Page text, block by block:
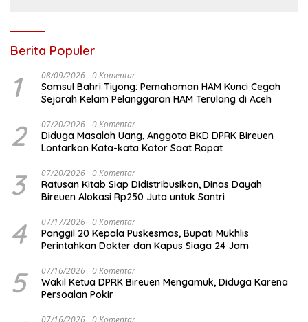
Berita Populer
1 08/09/2026 0 Komentar
Samsul Bahri Tiyong: Pemahaman HAM Kunci Cegah
Sejarah Kelam Pelanggaran HAM Terulang di Aceh
2 07/20/2026 0 Komentar
Diduga Masalah Uang, Anggota BKD DPRK Bireuen
Lontarkan Kata-kata Kotor Saat Rapat
3 07/20/2026 0 Komentar
Ratusan Kitab Siap Didistribusikan, Dinas Dayah
Bireuen Alokasi Rp250 Juta untuk Santri
4 07/17/2026 0 Komentar
Panggil 20 Kepala Puskesmas, Bupati Mukhlis
Perintahkan Dokter dan Kapus Siaga 24 Jam
5 07/16/2026 0 Komentar
Wakil Ketua DPRK Bireuen Mengamuk, Diduga Karena
Persoalan Pokir
07/16/2026 0 Komentar